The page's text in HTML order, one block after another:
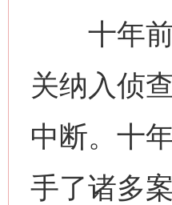
十年前
关纳入侦
中断。十
手了诸多